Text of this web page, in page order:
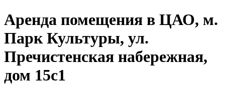
Аренда помещения в ЦАО, м.
Парк Культуры, ул.
Пречистенская набережная,
дом 15с1